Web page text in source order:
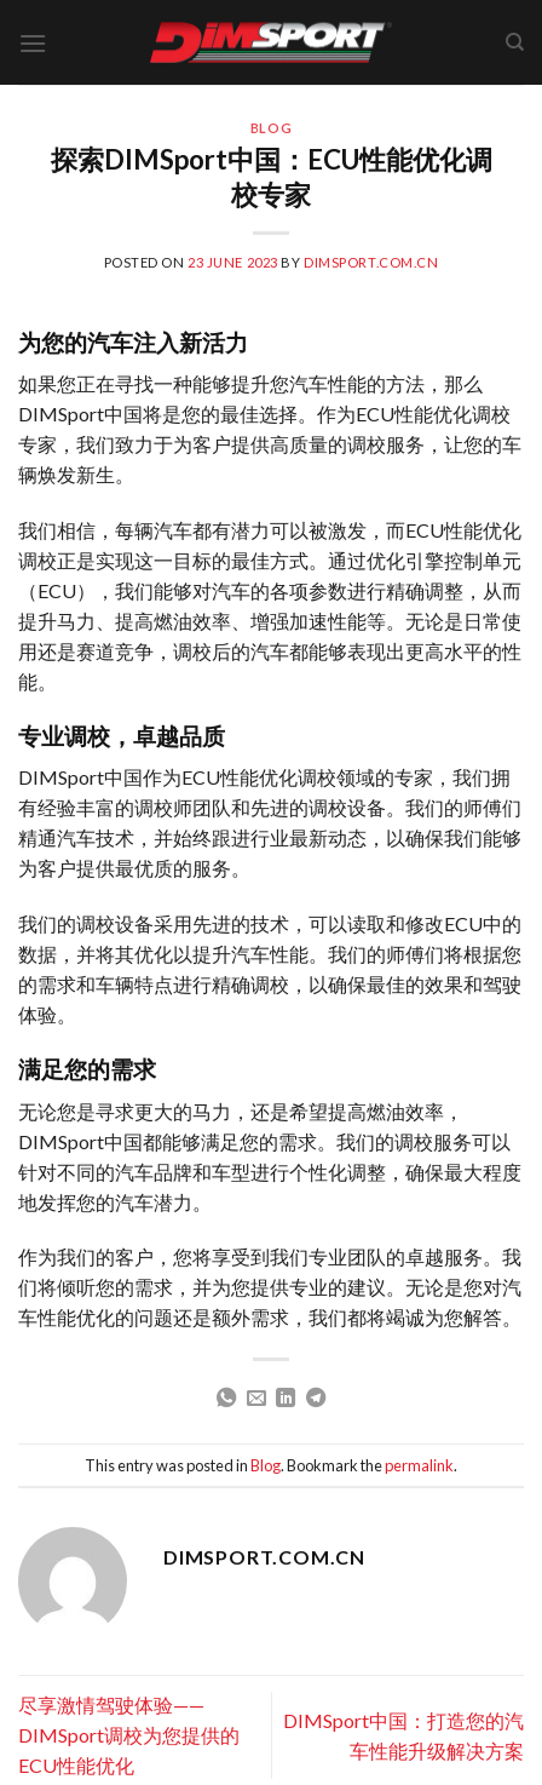
BLOG
探索DIMSport中国：ECU性能优化调
校专家
POSTED ON 23 JUNE 2023 BYDIMSPORT.COM.CN
为您的汽车注入新活力
如果您正在寻找一种能够提升您汽车性能的方法，那么
DIMSport中国将是您的最佳选择。作为ECU性能优化调校
专家，我们致力于为客户提供高质量的调校服务，让您的车
辆焕发新生。
我们相信，每辆汽车都有潜力可以被激发，而ECU性能优化
调校正是实现这一目标的最佳方式。通过优化引擎控制单元
（ECU），我们能够对汽车的各项参数进行精确调整，从而
提升马力、提高燃油效率、增强加速性能等。无论是日常使
用还是赛道竞争，调校后的汽车都能够表现出更高水平的性
能。
专业调校，卓越品质
DIMSport中国作为ECU性能优化调校领域的专家，我们拥
有经验丰富的调校师团队和先进的调校设备。我们的师傅们
精通汽车技术，并始终跟进行业最新动态，以确保我们能够
为客户提供最优质的服务。
我们的调校设备采用先进的技术，可以读取和修改ECU中的
数据，并将其优化以提升汽车性能。我们的师傅们将根据您
的需求和车辆特点进行精确调校，以确保最佳的效果和驾驶
体验。
满足您的需求
无论您是寻求更大的马力，还是希望提高燃油效率，
DIMSport中国都能够满足您的需求。我们的调校服务可以
针对不同的汽车品牌和车型进行个性化调整，确保最大程度
地发挥您的汽车潜力。
作为我们的客户，您将享受到我们专业团队的卓越服务。我
们将倾听您的需求，并为您提供专业的建议。无论是您对汽
车性能优化的问题还是额外需求，我们都将竭诚为您解答。
This entry was posted inBlog. Bookmark thepermalink.
DIMSPORT.COM.CN
尽享激情驾驶体验——
DIMSport调校为您提供的
ECU性能优化
DIMSport中国：打造您的汽
车性能升级解决方案